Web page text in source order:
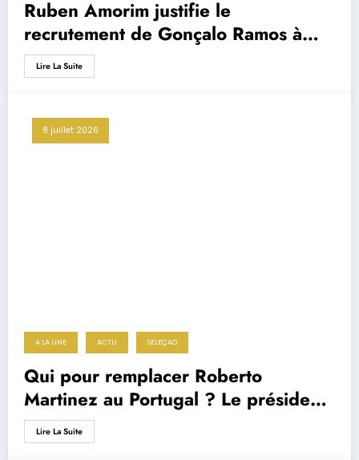
Ruben Amorim justifie le
recrutement de Gonçalo Ramos à
l’AC Milan : « C’est plus qu’une
recrue, c’est un message… »
Lire La Suite
8 juillet 2026
A LA UNE ACTU SELEÇAO
Qui pour remplacer Roberto
Martinez au Portugal ? Le président
de la Fédération donne une grosse
indication sur l’avenir de la Seleção
Lire La Suite